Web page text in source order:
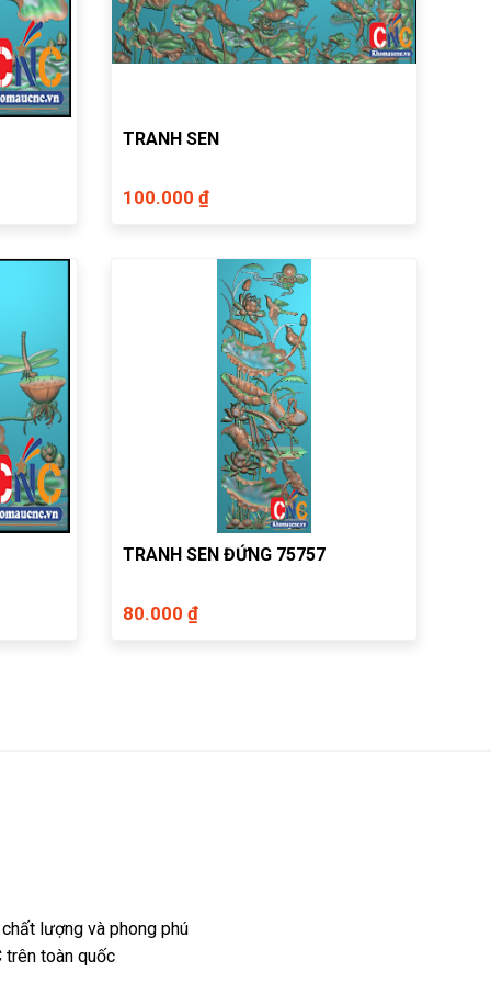
TRANH SEN
100.000 ₫
TRANH SEN ĐỨNG 75757
80.000 ₫
lượng và phong phú
trên toàn quốc